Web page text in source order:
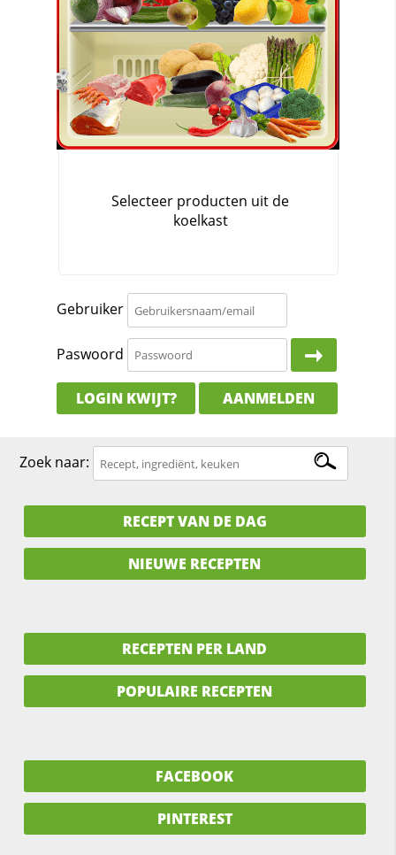
Gebruiker
Paswoord
LOGIN KWIJT? AANMELDEN
Zoek naar:
RECEPT VAN DE DAG
NIEUWE RECEPTEN
RECEPTEN PER LAND
POPULAIRE RECEPTEN
FACEBOOK
PINTEREST